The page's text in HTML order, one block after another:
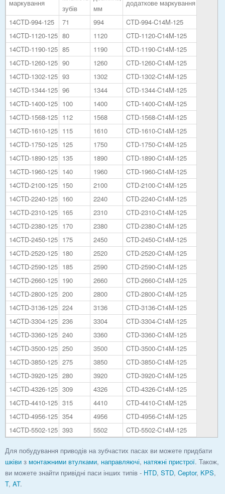
маркування
зубів
мм
додаткове маркування
14CTD-994-125
71 994
CTD-994-C14M-125
14CTD-1120-125 80 1120
CTD-1120-C14M-125
14CTD-1190-125 85 1190
CTD-1190-C14M-125
14CTD-1260-125 90 1260
CTD-1260-C14M-125
14CTD-1302-125 93 1302
CTD-1302-C14M-125
14CTD-1344-125 96 1344
CTD-1344-C14M-125
14CTD-1400-125 100 1400
CTD-1400-C14M-125
14CTD-1568-125 112 1568
CTD-1568-C14M-125
14CTD-1610-125 115 1610
CTD-1610-C14M-125
14CTD-1750-125 125 1750
CTD-1750-C14M-125
14CTD-1890-125 135 1890
CTD-1890-C14M-125
14CTD-1960-125 140 1960
CTD-1960-C14M-125
14CTD-2100-125 150 2100
CTD-2100-C14M-125
14CTD-2240-125 160 2240
CTD-2240-C14M-125
14CTD-2310-125 165 2310
CTD-2310-C14M-125
14CTD-2380-125 170 2380
CTD-2380-C14M-125
14CTD-2450-125 175 2450
CTD-2450-C14M-125
14CTD-2520-125 180 2520
CTD-2520-C14M-125
14CTD-2590-125 185 2590
CTD-2590-C14M-125
14CTD-2660-125 190 2660
CTD-2660-C14M-125
14CTD-2800-125 200 2800
CTD-2800-C14M-125
14CTD-3136-125 224 3136
CTD-3136-C14M-125
14CTD-3304-125 236 3304
CTD-3304-C14M-125
14CTD-3360-125 240 3360
CTD-3360-C14M-125
14CTD-3500-125 250 3500
CTD-3500-C14M-125
14CTD-3850-125 275 3850
CTD-3850-C14M-125
14CTD-3920-125 280 3920
CTD-3920-C14M-125
14CTD-4326-125 309 4326
CTD-4326-C14M-125
14CTD-4410-125 315 4410
CTD-4410-C14M-125
14CTD-4956-125 354 4956
CTD-4956-C14M-125
14CTD-5502-125 393 5502 CTD-5502-C14M-125
Для побудування приводів на зубчастих пасах ви можете придбати
шківи з монтажними втулками, направляючі, натяжні пристрої. Також,
ви можете знайти привідні паси інших типів - HTD, STD, Ceptor, KPS,
T, AT.